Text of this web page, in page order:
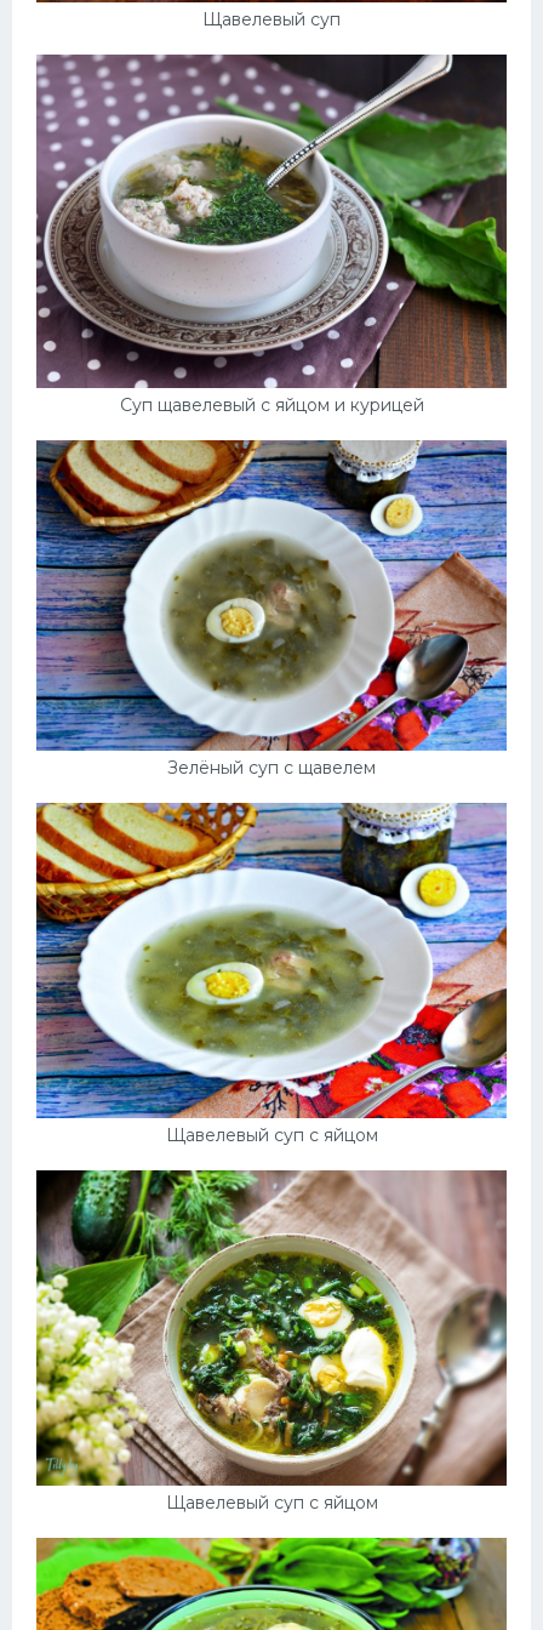
Щавелевый суп
Суп щавелевый с яйцом и курицей
Зелёный суп с щавелем
Щавелевый суп с яйцом
Щавелевый суп с яйцом